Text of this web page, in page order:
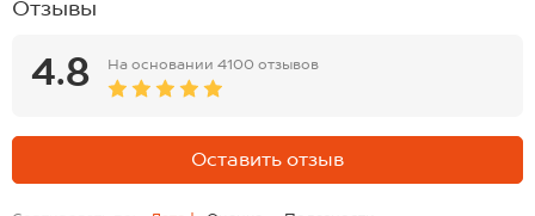
Отзывы
4.8 На основании 4100 отзывов
Оставить отзыв